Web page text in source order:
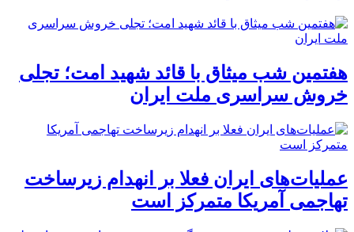
هفتمین شب میثاق با قائد شهید امت؛ تجلی
خروش سراسری ملت ایران
عملیات‌های ایران فعلا بر انهدام زیرساخت
تهاجمی آمریکا متمرکز است